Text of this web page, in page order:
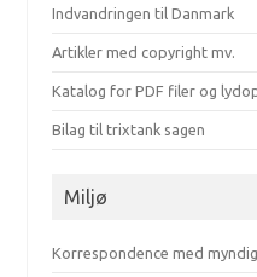
Indvandringen til Danmark
Artikler med copyright mv.
Katalog for PDF filer og
Bilag til trixtank sagen
Miljø
Korrespondence med